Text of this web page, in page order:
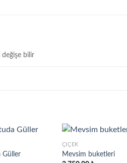
değişe bilir
Güller
ÇIÇEK
Mevsim buketleri